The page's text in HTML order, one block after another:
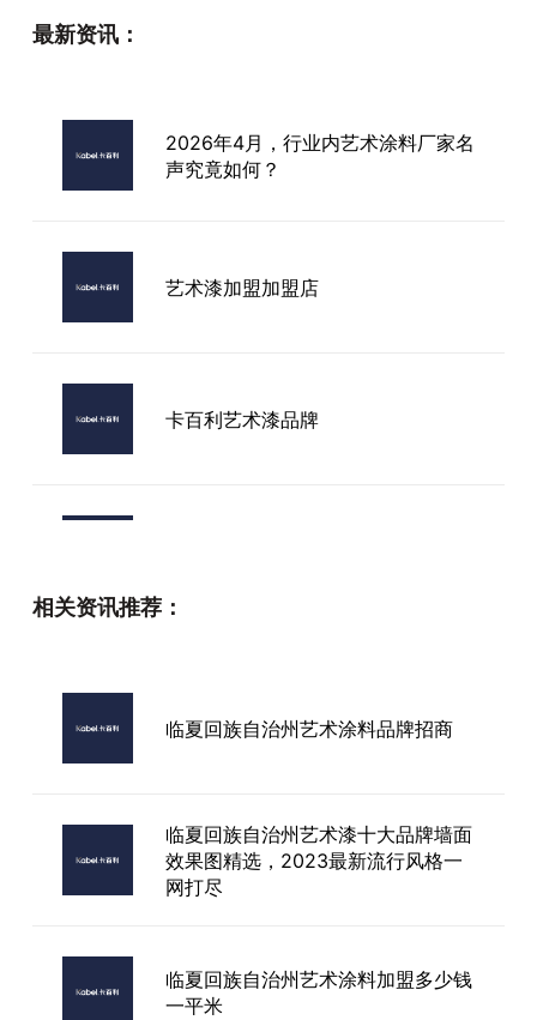
最新资讯：
2026年4月，行业内艺术涂料厂家名
声究竟如何？
艺术漆加盟加盟店
卡百利艺术漆品牌
相关资讯推荐：
临夏回族自治州艺术涂料品牌招商
临夏回族自治州艺术漆十大品牌墙面
效果图精选，2023最新流行风格一
网打尽
临夏回族自治州艺术涂料加盟多少钱
一平米